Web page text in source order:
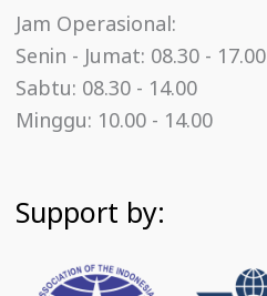
Jam Operasional:
Senin - Jumat: 08.30 - 17.00
Sabtu: 08.30 - 14.00
Minggu: 10.00 - 14.00
Support by: